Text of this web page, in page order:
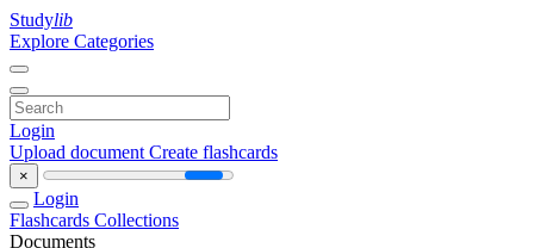
Studylib
Explore Categories
Login
Upload document Create flashcards
×
Login
Flashcards Collections
Documents